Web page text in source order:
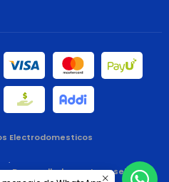
Electrodomesticos
.
Desarrollado por Jumpseller.